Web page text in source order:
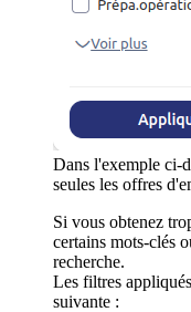
Dans l'exemple ci-
seules les offres
Si vous obtenez
certains mots-clés
recherche.
Les filtres
suivante :